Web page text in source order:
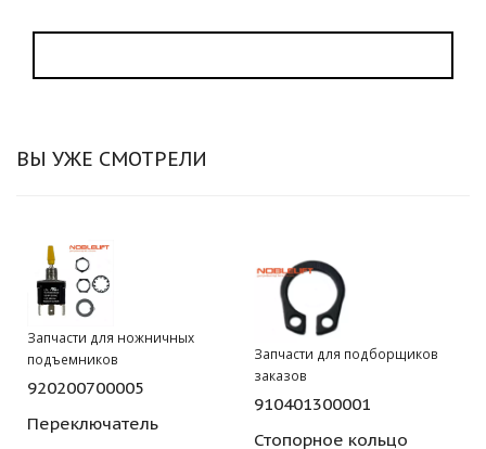
ВЫ УЖЕ СМОТРЕЛИ
Запчасти для ножничных
подъемников
920200700005
Переключатель
Запчасти для подборщиков
заказов
910401300001
Стопорное кольцо